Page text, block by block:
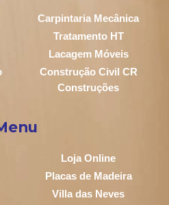
Carpintaria Mecânica
Tratamento HT
Lacagem Móveis
Construção Civil CR
Construções
Loja Online
Placas de Madeira
Villa das Neves